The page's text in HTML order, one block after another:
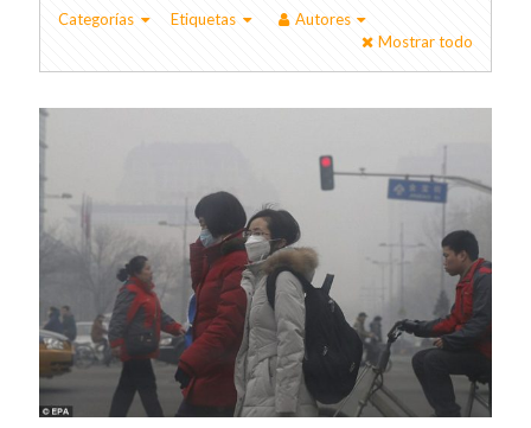
Categorías Etiquetas
Autores
Mostrar todo